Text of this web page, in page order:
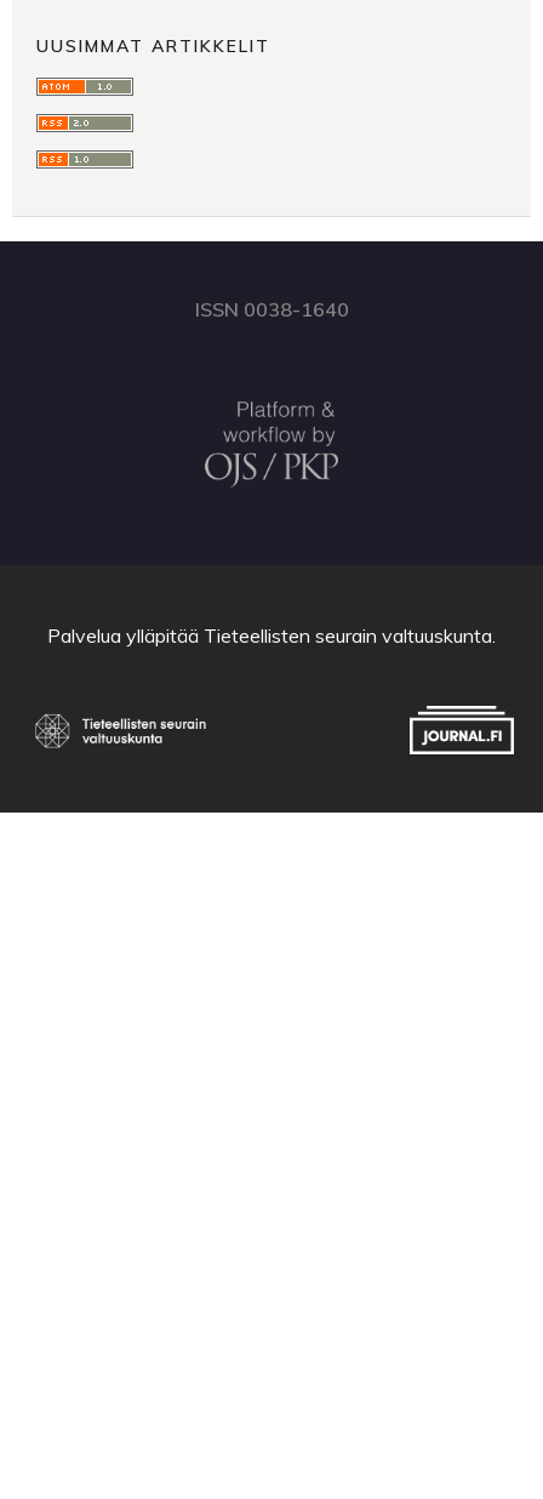
UUSIMMAT ARTIKKELIT
ISSN 0038-1640
Palvelua ylläpitää Tieteellisten seurain valtuuskunta.